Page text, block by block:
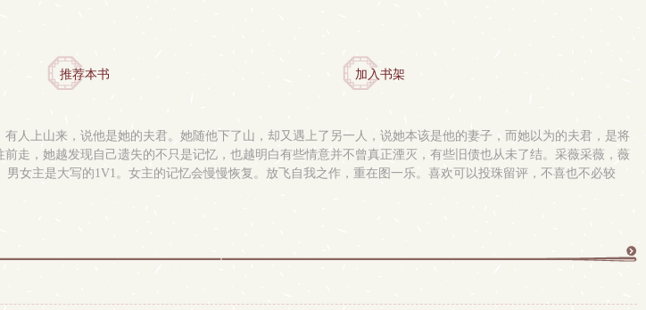
推荐本书 加入书架
人上山来，说他是她的夫君。她随他下了山，却又遇上了另一人，说她本该是他的妻子，而她以为的夫君，是将
走，她越发现自己遗失的不只是记忆，也越明白有些情意并不曾真正湮灭，有些旧债也从未了结。采薇采薇，薇
女主是大写的1V1。女主的记忆会慢慢恢复。放飞自我之作，重在图一乐。喜欢可以投珠留评，不喜也不必较